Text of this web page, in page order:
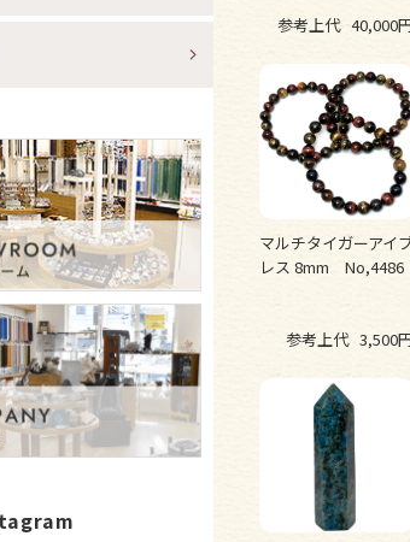
参考上代 40,000
マルチタイガーアイ
レス 8mm No,4486
参考上代 3,500